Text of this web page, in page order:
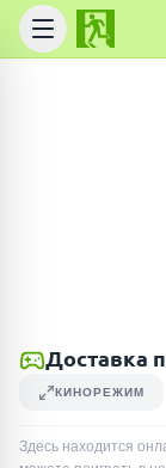
Доставка
КИНОРЕЖИМ
Здесь находится